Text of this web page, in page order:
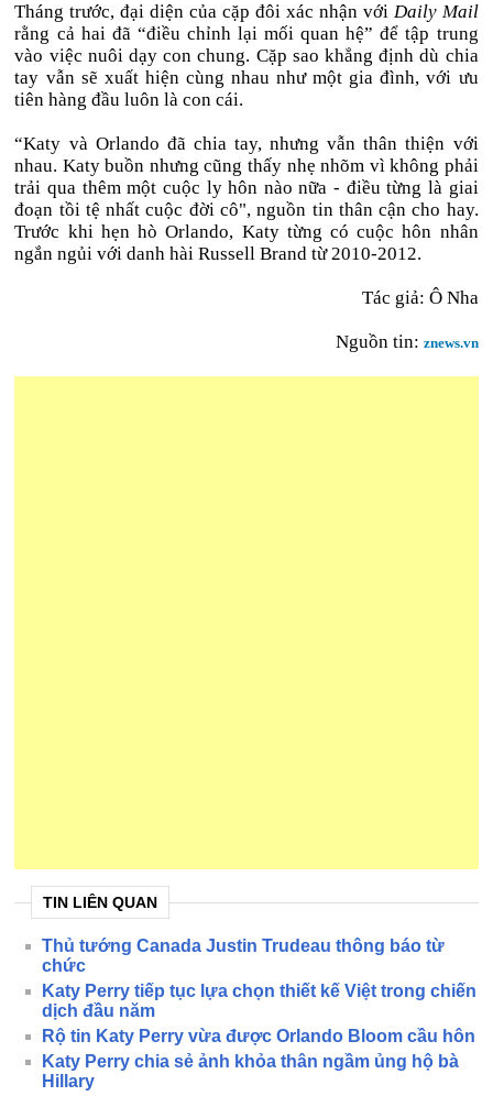
Tháng trước, đại diện của cặp đôi xác nhận với Daily Mail
rằng cả hai đã “điều chỉnh lại mối quan hệ” để tập trung
vào việc nuôi dạy con chung. Cặp sao khẳng định dù chia
tay vẫn sẽ xuất hiện cùng nhau như một gia đình, với ưu
tiên hàng đầu luôn là con cái.
“Katy và Orlando đã chia tay, nhưng vẫn thân thiện với
nhau. Katy buồn nhưng cũng thấy nhẹ nhõm vì không phải
trải qua thêm một cuộc ly hôn nào nữa - điều từng là giai
đoạn tồi tệ nhất cuộc đời cô", nguồn tin thân cận cho hay.
Trước khi hẹn hò Orlando, Katy từng có cuộc hôn nhân
ngắn ngủi với danh hài Russell Brand từ 2010-2012.
Tác giả: Ô Nha
Nguồn tin: znews.vn
TIN LIÊN QUAN
Thủ tướng Canada Justin Trudeau thông báo từ
chức
Katy Perry tiếp tục lựa chọn thiết kế Việt trong chiến
dịch đầu năm
Rộ tin Katy Perry vừa được Orlando Bloom cầu hôn
Katy Perry chia sẻ ảnh khỏa thân ngầm ủng hộ bà
Hillary